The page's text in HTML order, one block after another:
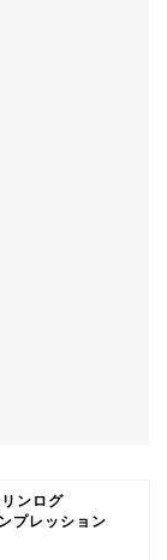
ンログ
プレッション